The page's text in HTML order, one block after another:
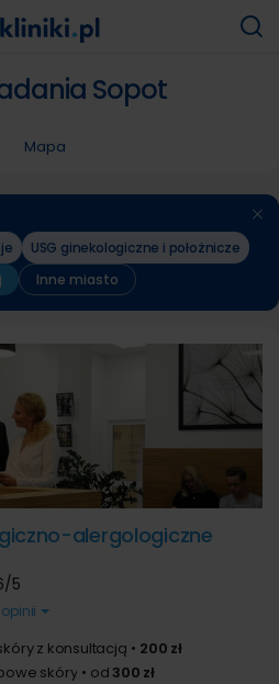
Sopot
Mapa
USG ginekologiczne i położnicze
Inne miasto
alergologiczne
5
opinii
z konsultacją
200 zł
skóry
od 300 zł